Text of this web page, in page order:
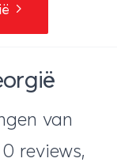
van
reviews,